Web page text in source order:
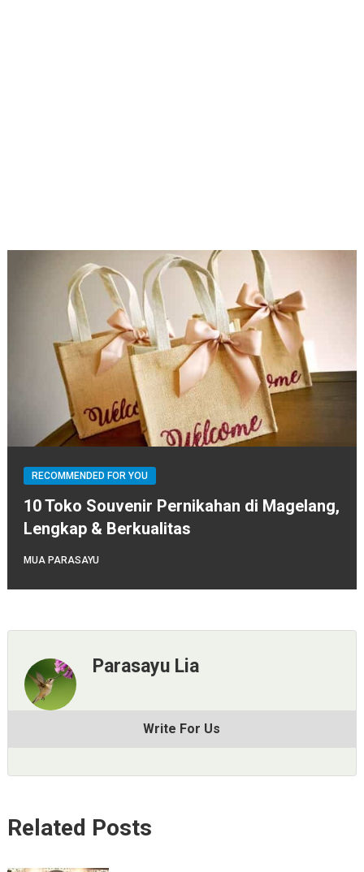
RECOMMENDED FOR YOU
10 Toko Souvenir Pernikahan di Magelang,
Lengkap & Berkualitas
MUA PARASAYU
Parasayu Lia
Write For Us
Related Posts